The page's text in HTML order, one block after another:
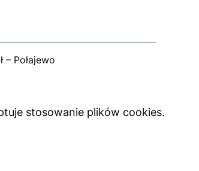
– Połajewo
stosowanie plików cookies.